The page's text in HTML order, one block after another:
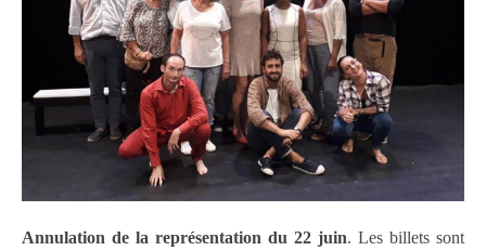
Annulation de la représentation du 22 juin. Les billets sont